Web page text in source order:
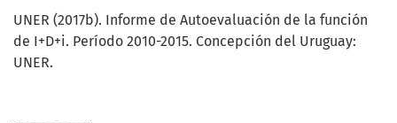
UNER (2017b). Informe de Autoevaluación de la función
de I+D+i. Período 2010-2015. Concepción del Uruguay:
UNER.